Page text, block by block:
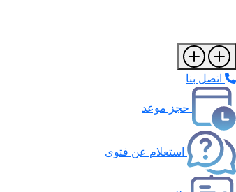
اتصل بنا
حجز موعد
استعلام عن فتوى